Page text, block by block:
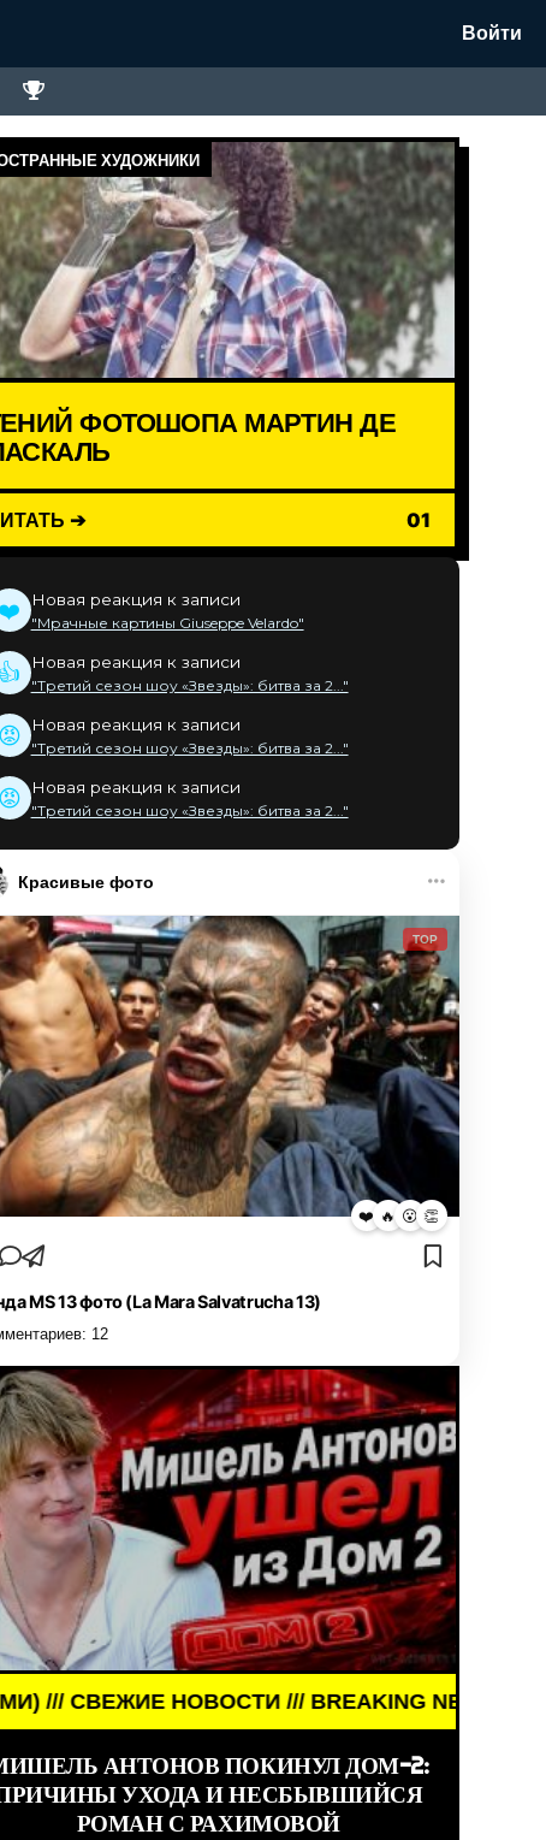
Войти
ХУДОЖНИКИ
ФОТОШОПА МАРТИН ДЕ
➔ 01
❤️ Новая реакция к записи
"Мрачные картины Giuseppe Velardo"
👍 Новая реакция к записи
"Третий сезон шоу «Звезды»: битва за 2..."
😡 Новая реакция к записи
"Третий сезон шоу «Звезды»: битва за 2..."
😡 Новая реакция к записи
"Третий сезон шоу «Звезды»: битва за 2..."
Красивые фото
TOP
❤️ 🔥 😮 👏
MS 13 фото (La Mara Salvatrucha 13)
12
НОВОСТИ /// BREAKING NEWS ///
АНТОНОВ ПОКИНУЛ ДОМ-2:
УХОДА И НЕСБЫВШИЙСЯ
РОМАН С РАХИМОВОЙ